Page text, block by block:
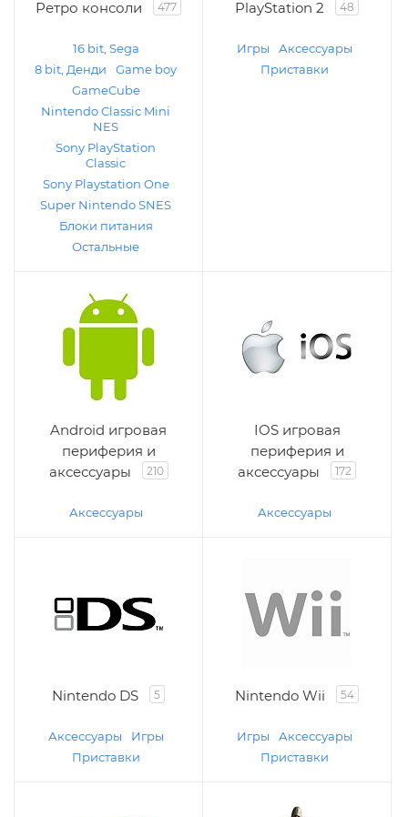
Ретро консоли 477
16 bit, Sega
8 bit, Денди
Game boy
GameCube
Nintendo Classic Mini
NES
Sony PlayStation
Classic
Sony Playstation One
Super Nintendo SNES
Блоки питания
Остальные
PlayStation 2 48
Игры
Аксессуары
Приставки
Android игровая
периферия и
аксессуары
210
Аксессуары
IOS игровая
периферия и
аксессуары
172
Аксессуары
Nintendo DS 5
Аксессуары
Игры
Приставки
Nintendo Wii 54
Игры
Аксессуары
Приставки